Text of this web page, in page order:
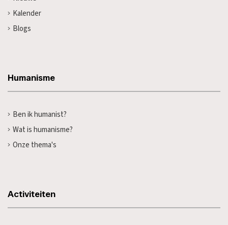
Kalender
Blogs
Humanisme
Ben ik humanist?
Wat is humanisme?
Onze thema's
Activiteiten